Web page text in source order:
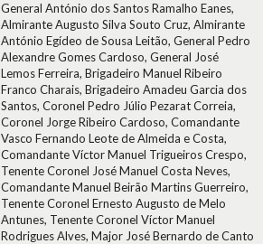
General António dos Santos Ramalho Eanes,
Almirante Augusto Silva Souto Cruz, Almirante
António Egídeo de Sousa Leitão, General Pedro
Alexandre Gomes Cardoso, General José
Lemos Ferreira, Brigadeiro Manuel Ribeiro
Franco Charais, Brigadeiro Amadeu Garcia dos
Santos, Coronel Pedro Júlio Pezarat Correia,
Coronel Jorge Ribeiro Cardoso, Comandante
Vasco Fernando Leote de Almeida e Costa,
Comandante Víctor Manuel Trigueiros Crespo,
Tenente Coronel José Manuel Costa Neves,
Comandante Manuel Beirão Martins Guerreiro,
Tenente Coronel Ernesto Augusto de Melo
Antunes, Tenente Coronel Víctor Manuel
Rodrigues Alves, Major José Bernardo de Canto